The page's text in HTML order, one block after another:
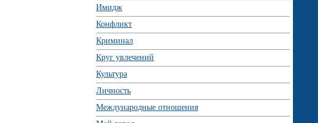
Имидж
Конфликт
Криминал
Круг увлечений
Культура
Личность
Международные отношения